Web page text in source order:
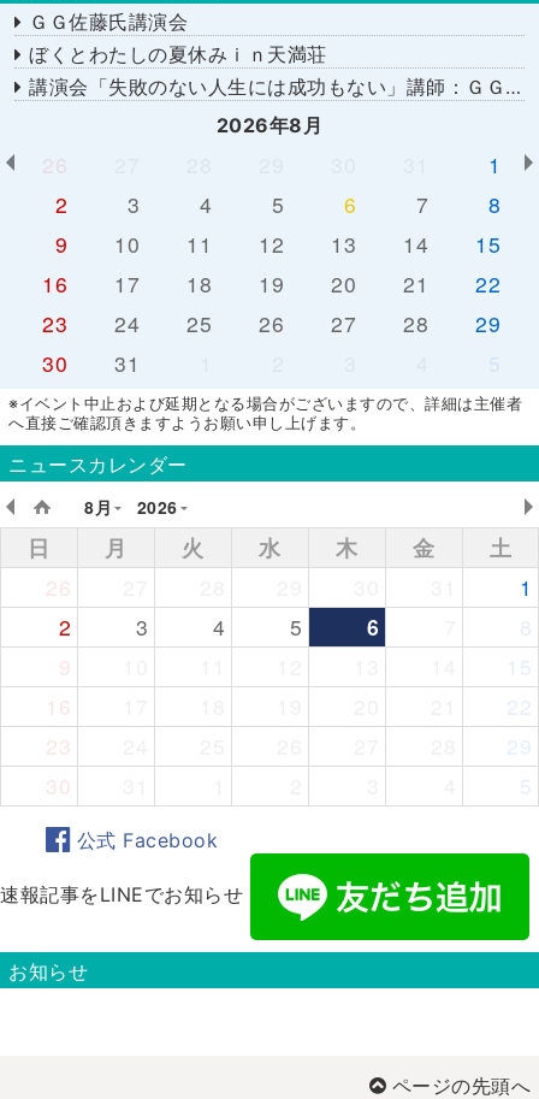
ＧＧ佐藤氏講演会
ぼくとわたしの夏休みｉｎ天満荘
講演会「失敗のない人生には成功もない」講師：ＧＧ佐藤さん
2026年8月
26
1
2
3 4 5 6 7
8
9
10 11 12 13 14
15
16
17 18 19 20 21
22
23
24 25 26 27 28
29
30
31 5
※イベント中止および延期となる場合がございますので、詳細は主催者
へ直接ご確認頂きますようお願い申し上げます。
ニュースカレンダー
8月
2026
日 月 火 水 木 金
土
26
1
2
3 4 5 6
8
9
15
16
22
23
29
30
5
公式 Facebook
速報記事をLINEでお知らせ
お知らせ
ページの先頭へ